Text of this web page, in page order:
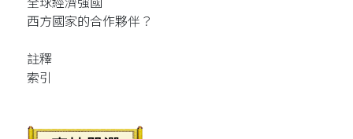
西方國家的合作夥伴？
註釋
索引